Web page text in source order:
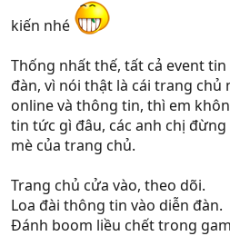
kiến nhé
Thống nhất thế, tất cả event
đàn, vì nói thật là cái trang chủ
online và thông tin, thì em
tin tức gì đâu, các anh chị
mè của trang chủ.
Trang chủ cửa vào, theo dõi.
Loa đài thông tin vào diễn đàn.
Đánh boom liều chết trong